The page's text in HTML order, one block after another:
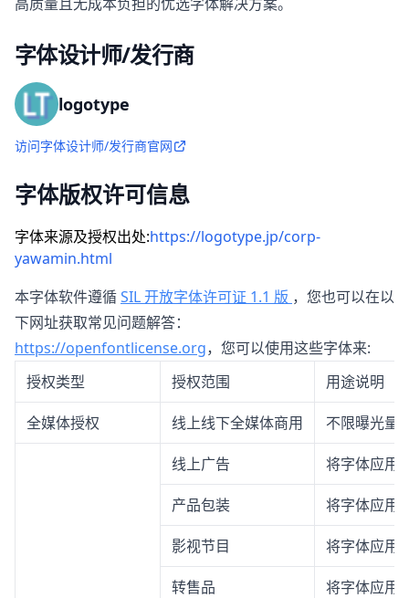
字体设计师/发行商
logotype
访问字体设计师/发行商官网
字体版权许可信息
字体来源及授权出处:https://logotype.jp/corp-
yawamin.html
本字体软件遵循SIL 开放字体许可证 1.1 版 ，您也可以在以
下网址获取常见问题解答：
https://openfontlicense.org，您可以使用这些字体来:
授权类型
授权范围 用途说明
全媒体授权 线上线下全媒体商用 不限曝光量
线上广告 将字体应用
产品包装 将字体应用
影视节目 将字体应用
转售品 将字体应用